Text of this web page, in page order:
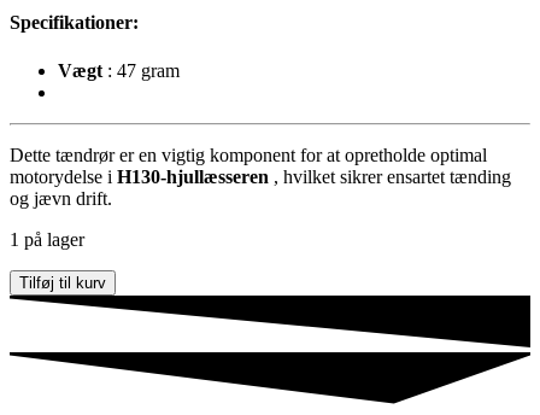
Specifikationer:
Vægt : 47 gram
Dette tændrør er en vigtig komponent for at opretholde optimal
motorydelse i H130-hjullæsseren , hvilket sikrer ensartet tænding
og jævn drift.
1 på lager
F5RTC
tændrør
Tilføj til kurv